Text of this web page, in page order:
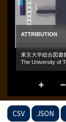
CSV JSON